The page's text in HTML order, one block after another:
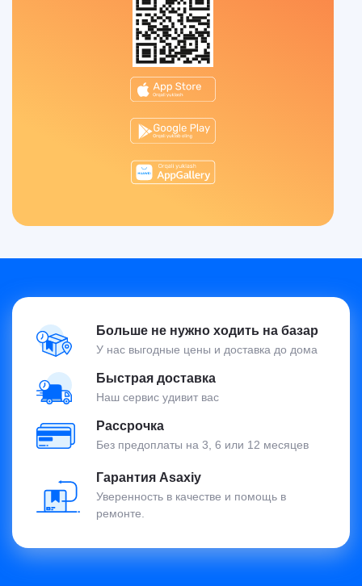
Больше не нужно ходить на базар
У нас выгодные цены и доставка до дома
Быстрая доставка
Наш сервис удивит вас
Рассрочка
Без предоплаты на 3, 6 или 12 месяцев
Гарантия Asaxiy
Уверенность в качестве и помощь в
ремонте.